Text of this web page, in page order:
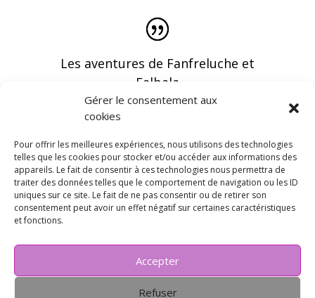
Gérer le consentement aux
cookies
Pour offrir les meilleures expériences, nous utilisons des technologies
telles que les cookies pour stocker et/ou accéder aux informations des
appareils. Le fait de consentir à ces technologies nous permettra de
traiter des données telles que le comportement de navigation ou les ID
uniques sur ce site. Le fait de ne pas consentir ou de retirer son
consentement peut avoir un effet négatif sur certaines caractéristiques
et fonctions.
Accepter
Refuser
Les aventures de Fanfreluche et
Falbala
Vous pouvez recevoir les dernières infos en
vous abonnant à notre newsletter